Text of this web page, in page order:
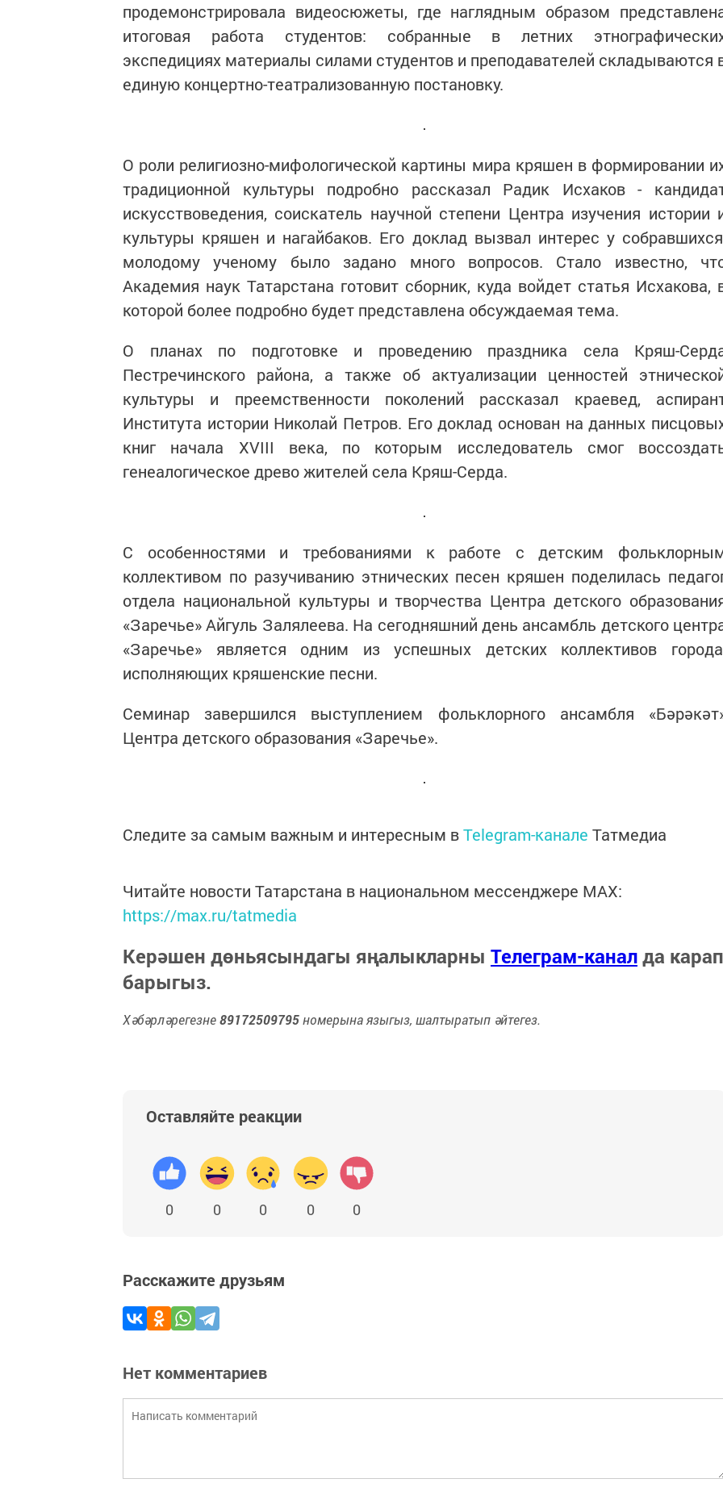
продемонстрировала видеосюжеты, где наглядным образом
итоговая работа студентов: собранные в летних
экспедициях материалы силами студентов и преподавателей складываются
единую концертно-театрализованную постановку.
О роли религиозно-мифологической картины мира кряшен в формировании
традиционной культуры подробно рассказал Радик Исхаков -
искусствоведения, соискатель научной степени Центра изучения истории
культуры кряшен и нагайбаков. Его доклад вызвал интерес у
молодому ученому было задано много вопросов. Стало известно,
Академия наук Татарстана готовит сборник, куда войдет статья Исхакова,
которой более подробно будет представлена обсуждаемая тема.
О планах по подготовке и проведению праздника села Кряш-
Пестречинского района, а также об актуализации ценностей
культуры и преемственности поколений рассказал краевед,
Института истории Николай Петров. Его доклад основан на данных
книг начала XVIII века, по которым исследователь смог
генеалогическое древо жителей села Кряш-Серда.
С особенностями и требованиями к работе с детским
коллективом по разучиванию этнических песен кряшен поделилась
отдела национальной культуры и творчества Центра детского
«Заречье» Айгуль Залялеева. На сегодняшний день ансамбль детского
«Заречье» является одним из успешных детских коллективов
исполняющих кряшенские песни.
Семинар завершился выступлением фольклорного ансамбля
Центра детского образования «Заречье».
Следите за самым важным и интересным вTelegram-канале Татмедиа
Читайте новости Татарстана в национальном мессенджере MАХ:
https://max.ru/tatmedia
Керәшен дөньясындагы яңалыкларны Телеграм-каналда карап
барыгыз.
Хәбәрләрегезне89172509795номерына языгыз, шалтыратып әйтегез.
Оставляйте реакции
0 0 0 0 0
Расскажите друзьям
Нет комментариев